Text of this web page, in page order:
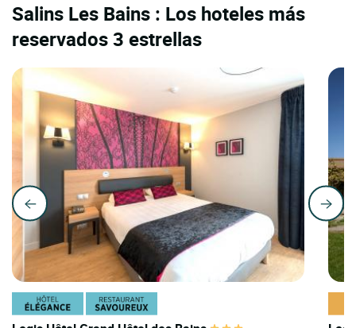
Salins Les Bains : Los hoteles más
reservados 3 estrellas